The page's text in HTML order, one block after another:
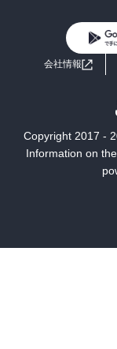
ライトノベル
ミステリー
よくあるご質問
会社情報
Copyright 2017 -
Information on